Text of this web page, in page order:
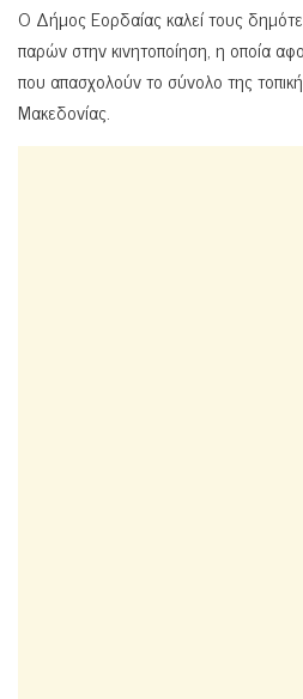
Ο Δήμος Εορδαίας καλεί τους
παρών στην κινητοποίηση, η οποία
που απασχολούν το σύνολο της
Μακεδονίας.